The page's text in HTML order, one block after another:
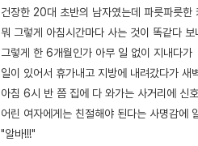
건장한 20대 초반의 남자였는데 파릇파릇한
뭐 그렇게 아침시간마다 사는 것이 똑같다
그렇게 한 6개월인가 아무 일 없이 지내다가
일이 있어서 휴가내고 지방에 내려갔다가 새
아침 6시 반 쯤 집에 다 와가는 사거리에 신
어린 여자에게는 친절해야 된다는 사명감에
"알바!!!"